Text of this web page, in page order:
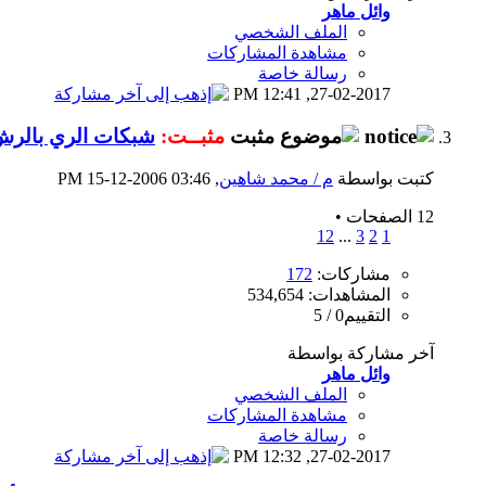
وائل ماهر
الملف الشخصي
مشاهدة المشاركات
رسالة خاصة
27-02-2017,
12:41 PM
مثبــت: شبكات الري
كتبت بواسطة م / محمد شاهين‏, 15-12-2006 03:46 PM
12 الصفحات
•
1
2
3
...
12
مشاركات: 172
المشاهدات: 534,654
التقييم0 / 5
آخر مشاركة بواسطة
وائل ماهر
الملف الشخصي
مشاهدة المشاركات
رسالة خاصة
27-02-2017,
12:32 PM